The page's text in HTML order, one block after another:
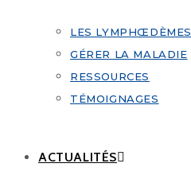
LES LYMPHŒDÈMES
GÉRER LA MALADIE
RESSOURCES
TÉMOIGNAGES
ACTUALITÉS